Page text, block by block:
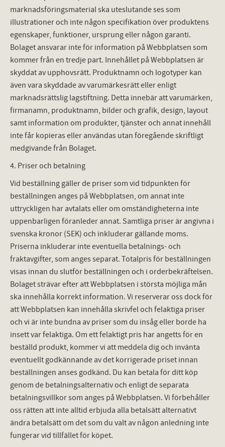
marknadsföringsmaterial ska uteslutande ses som
illustrationer och inte någon specifikation över produktens
egenskaper, funktioner, ursprung eller någon garanti.
Bolaget ansvarar inte för information på Webbplatsen som
kommer från en tredje part. Innehållet på Webbplatsen är
skyddat av upphovsrätt. Produktnamn och logotyper kan
även vara skyddade av varumärkesrätt eller enligt
marknadsrättslig lagstiftning. Detta innebär att varumärken,
firmanamn, produktnamn, bilder och grafik, design, layout
samt information om produkter, tjänster och annat innehåll
inte får kopieras eller användas utan föregående skriftligt
medgivande från Bolaget.
4. Priser och betalning
Vid beställning gäller de priser som vid tidpunkten för
beställningen anges på Webbplatsen, om annat inte
uttryckligen har avtalats eller om omständigheterna inte
uppenbarligen föranleder annat. Samtliga priser är angivna i
svenska kronor (SEK) och inkluderar gällande moms.
Priserna inkluderar inte eventuella betalnings- och
fraktavgifter, som anges separat. Totalpris för beställningen
visas innan du slutför beställningen och i orderbekräftelsen.
Bolaget strävar efter att Webbplatsen i största möjliga mån
ska innehålla korrekt information. Vi reserverar oss dock för
att Webbplatsen kan innehålla skrivfel och felaktiga priser
och vi är inte bundna av priser som du insåg eller borde ha
insett var felaktiga. Om ett felaktigt pris har angetts för en
beställd produkt, kommer vi att meddela dig och invänta
eventuellt godkännande av det korrigerade priset innan
beställningen anses godkänd. Du kan betala för ditt köp
genom de betalningsalternativ och enligt de separata
betalningsvillkor som anges på Webbplatsen. Vi förbehåller
oss rätten att inte alltid erbjuda alla betalsätt alternativt
ändra betalsätt om det som du valt av någon anledning inte
fungerar vid tillfället för köpet.